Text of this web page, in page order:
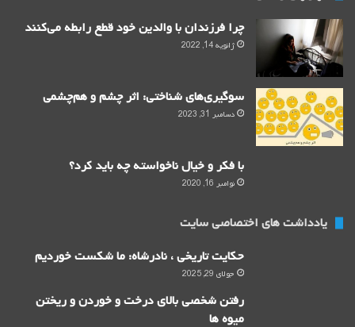
چرا فرزندان با والدین خود قطع رابطه می‌‌کنند
ژانویه 14, 2022
سوگیری‌های شناختی: اثر چشم و هم‌چشمی
دسامبر 31, 2023
با فکر و خیال ناخواسته چه باید کرد؟
نوامبر 16, 2020
یادداشت های اختصاصی سایت
حکایت تاریخی ، نادرشاه: ما شکست خوردیم
جولای 29, 2025
رفتن شخصی بالای درخت و خوردن و ریختن
میوه ها